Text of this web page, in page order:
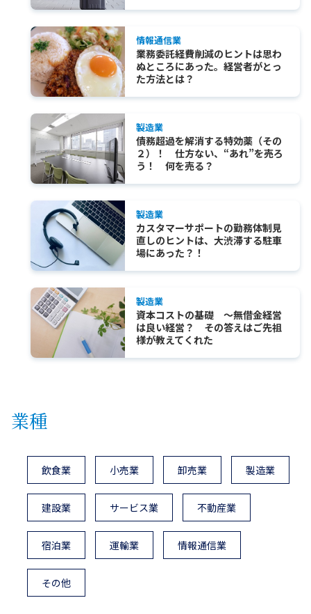
情報通信業
業務委託経費削減のヒントは思わ
ぬところにあった。経営者がとっ
た方法とは？
製造業
債務超過を解消する特効薬（その
２）！ 仕方ない、“あれ”を売ろ
う！ 何を売る？
製造業
カスタマーサポートの勤務体制見
直しのヒントは、大渋滞する駐車
場にあった？！
製造業
資本コストの基礎 ～無借金経営
は良い経営？ その答えはご先祖
様が教えてくれた
業種
飲食業 小売業 卸売業 製造業
建設業 サービス業 不動産業
宿泊業 運輸業 情報通信業
その他